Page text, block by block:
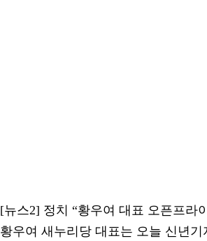
[뉴스2] 정치 “황우여 대표 오픈프라
황우여 새누리당 대표는 오늘 신년